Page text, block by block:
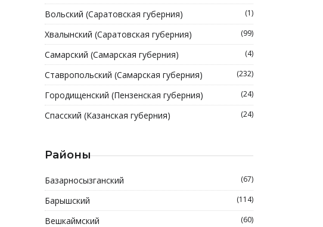
Вольский (Саратовская губерния) (1)
Хвалынский (Саратовская губерния) (99)
Самарский (Самарская губерния) (4)
Ставропольский (Самарская губерния) (232)
Городищенский (Пензенская губерния) (24)
Спасский (Казанская губерния) (24)
Районы
Базарносызганский (67)
Барышский (114)
Вешкаймский (60)